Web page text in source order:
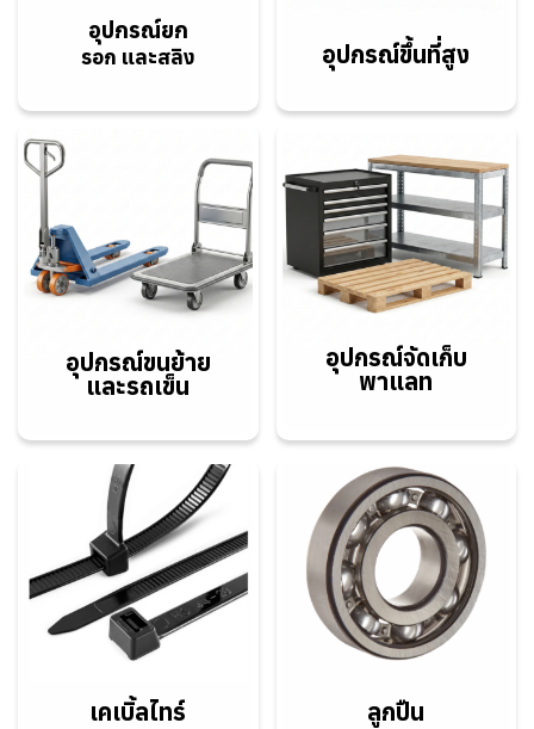
อุปกรณ์ยก
รอก และสลิง อุปกรณ์ขึ้นที่สูง
อุปกรณ์ขนย้าย
และรถเข็น
อุปกรณ์จัดเก็บ
พาแลท
เคเบิ้ลไทร์ ลูกปืน